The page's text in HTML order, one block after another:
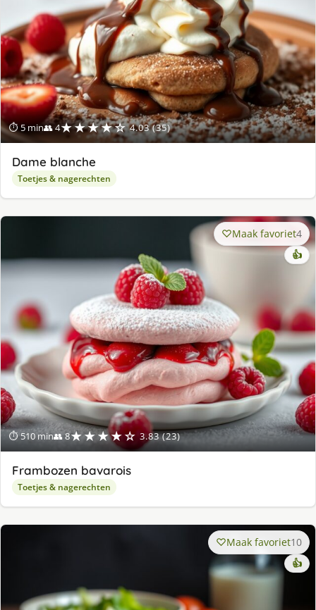
⏱ 5 min👥 4★★★★☆ 4.03 (35)
Dame blanche
Toetjes & nagerechten
⏱ 510 min👥 8★★★★☆ 3.83 (23)
Maak favoriet4
👍
Frambozen bavarois
Toetjes & nagerechten
Maak favoriet10
👍